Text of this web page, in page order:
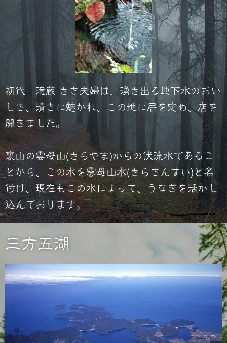
初代 滝蔵 きさ夫婦は、湧き出る地下水のおい
しさ、清さに魅かれ、この地に居を定め、店を
開きました。
裏山の雲母山(きらやま)からの伏流水であるこ
とから、この水を雲母山水(きらさんすい)と名
付け、現在もこの水によって、うなぎを活かし
込んでおります。
三方五湖